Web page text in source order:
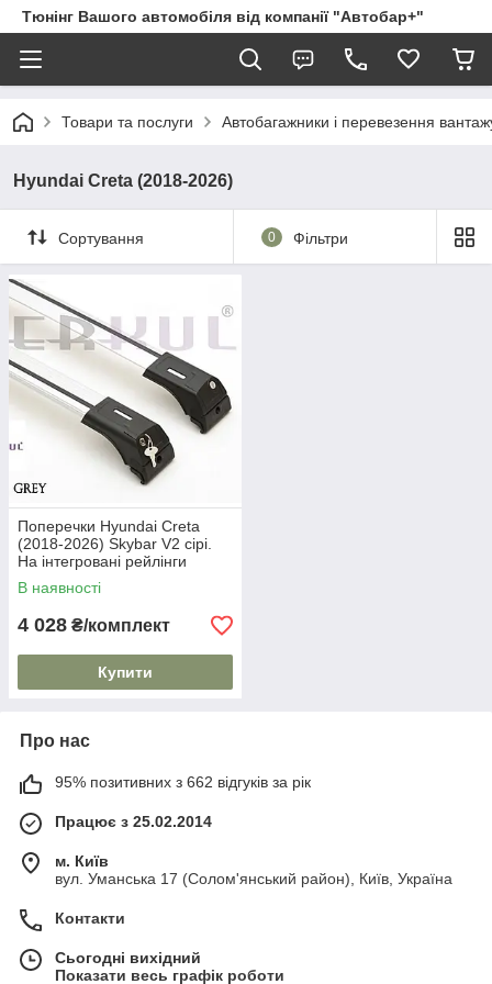
Тюнінг Вашого автомобіля від компанії "Автобар+"
Товари та послуги Автобагажники і перевезення
Hyundai Creta (2018-2026)
Сортування 0 Фільтри
Поперечки Hyundai Creta
(2018-2026) Skybar V2 сірі.
На інтегровані рейлінги
В наявності
4 028 ₴/комплект
Купити
Про нас
95% позитивних з 662 відгуків за рік
Працює з 25.02.2014
м. Київ
вул. Уманська 17 (Солом'янський район), Київ, Україна
Контакти
Сьогодні вихідний
Показати весь графік роботи